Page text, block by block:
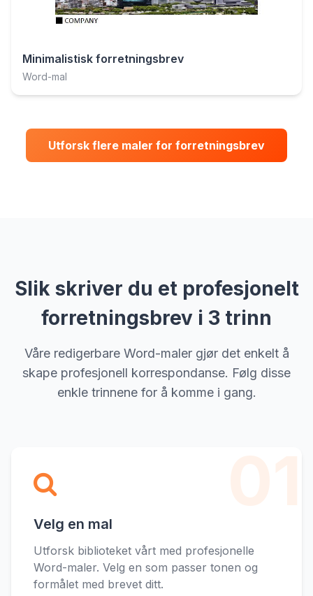
Minimalistisk forretningsbrev
Word-mal
Utforsk flere maler for forretningsbrev
Slik skriver du et profesjonelt
forretningsbrev i 3 trinn
Våre redigerbare Word-maler gjør det enkelt å
skape profesjonell korrespondanse. Følg disse
enkle trinnene for å komme i gang.
Velg en mal
Utforsk biblioteket vårt med profesjonelle
Word-maler. Velg en som passer tonen og
formålet med brevet ditt.